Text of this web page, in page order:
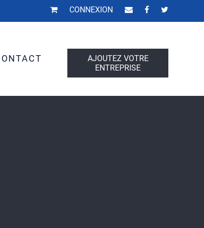
CONNEXION
AJOUTEZ VOTRE
ENTREPRISE